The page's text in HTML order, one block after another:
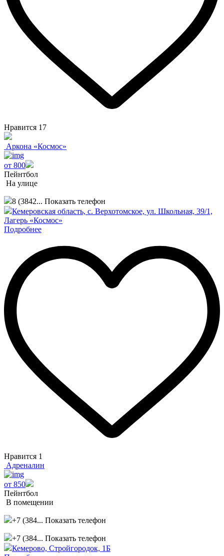
Нравится 17
Аркона «Космос»
от 800
Пейнтбол
На улице
8 (3842... Показать телефон
Кемеровская область, с. Верхотомское, ул. Школьная, 39/1,
Лагерь «Космос»
Подробнее
Нравится 1
Адреналин
от 850
Пейнтбол
В помещении
+7 (384... Показать телефон
+7 (384... Показать телефон
Кемерово, Стройгородок, 1Б